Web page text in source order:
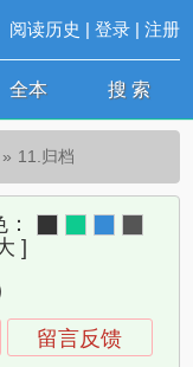
阅读历史 | 登录| 注册
全本 搜 索
11.归档
]
留言反馈